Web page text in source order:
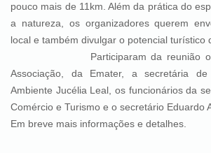
pouco mais de 11km. Além da prática do
a natureza, os organizadores querem
local e também divulgar o potencial turístico
Participaram da reunião os
Associação, da Emater, a secretária
Ambiente Jucélia Leal, os funcionários da
Comércio e Turismo e o secretário Eduardo
Em breve mais informações e detalhes.